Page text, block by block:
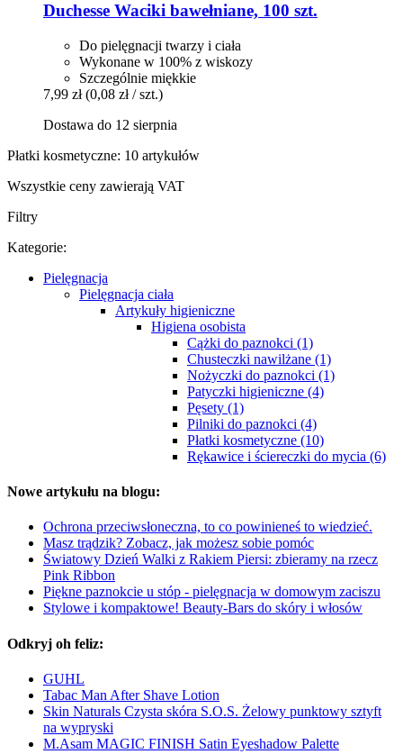
Duchesse Waciki bawełniane, 100 szt.
Do pielęgnacji twarzy i ciała
Wykonane w 100% z wiskozy
Szczególnie miękkie
7,99 zł (0,08 zł / szt.)
Dostawa do 12 sierpnia
Płatki kosmetyczne: 10 artykułów
Wszystkie ceny zawierają VAT
Filtry
Kategorie:
Pielęgnacja
Pielęgnacja ciała
Artykuły higieniczne
Higiena osobista
Cążki do paznokci (1)
Chusteczki nawilżane (1)
Nożyczki do paznokci (1)
Patyczki higieniczne (4)
Pęsety (1)
Pilniki do paznokci (4)
Płatki kosmetyczne (10)
Rękawice i ściereczki do mycia (6)
Nowe artykułu na blogu:
Ochrona przeciwsłoneczna, to co powinieneś to wiedzieć.
Masz trądzik? Zobacz, jak możesz sobie pomóc
Światowy Dzień Walki z Rakiem Piersi: zbieramy na rzecz
Pink Ribbon
Piękne paznokcie u stóp - pielęgnacja w domowym zaciszu
Stylowe i kompaktowe! Beauty-Bars do skóry i włosów
Odkryj oh feliz:
GUHL
Tabac Man After Shave Lotion
Skin Naturals Czysta skóra S.O.S. Żelowy punktowy sztyft
na wypryski
M.Asam MAGIC FINISH Satin Eyeshadow Palette